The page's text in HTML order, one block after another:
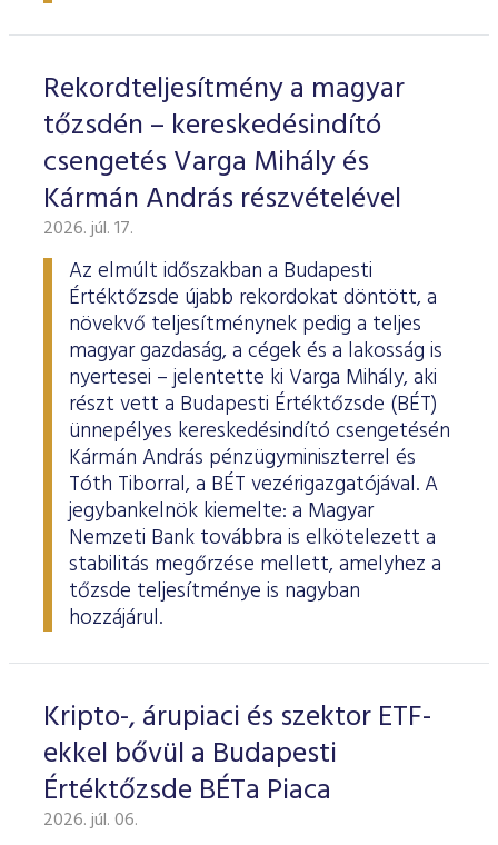
Rekordteljesítmény a magyar
tőzsdén – kereskedésindító
csengetés Varga Mihály és
Kármán András részvételével
2026. júl. 17.
Az elmúlt időszakban a Budapesti
Értéktőzsde újabb rekordokat döntött, a
növekvő teljesítménynek pedig a teljes
magyar gazdaság, a cégek és a lakosság is
nyertesei – jelentette ki Varga Mihály, aki
részt vett a Budapesti Értéktőzsde (BÉT)
ünnepélyes kereskedésindító csengetésén
Kármán András pénzügyminiszterrel és
Tóth Tiborral, a BÉT vezérigazgatójával. A
jegybankelnök kiemelte: a Magyar
Nemzeti Bank továbbra is elkötelezett a
stabilitás megőrzése mellett, amelyhez a
tőzsde teljesítménye is nagyban
hozzájárul.
Kripto-, árupiaci és szektor ETF-
ekkel bővül a Budapesti
Értéktőzsde BÉTa Piaca
2026. júl. 06.